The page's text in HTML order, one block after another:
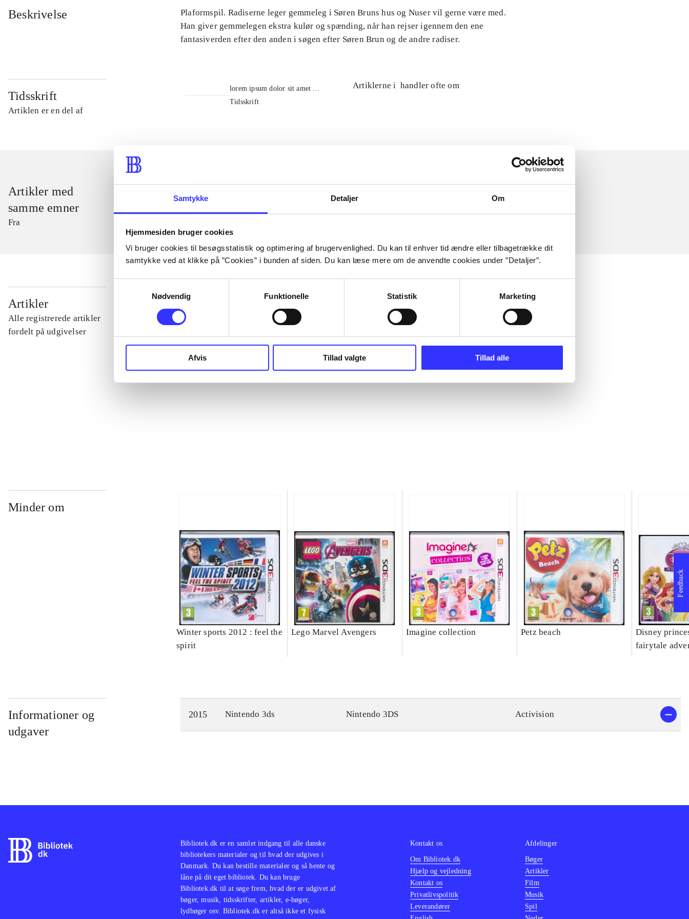
Samtykke Detaljer Om
Hjemmesiden bruger cookies
Vi bruger cookies til besøgsstatistik og optimering af brugervenlighed. Du kan til enhver tid ændre eller tilbagetrække dit
samtykke ved at klikke på ”Cookies” i bunden af siden. Du kan læse mere om de anvendte cookies under ”Detaljer”.
Nødvendig
Funktionelle Statistik Marketing
Afvis Tillad valgte Tillad alle
Beskrivelse
Plaformspil. Radiserne leger gemmeleg i Søren Bruns hus og Nuser vil gerne være med.
Han giver gemmelegen ekstra kulør og spænding, når han rejser igennem den ene
fantasiverden efter den anden i søgen efter Søren Brun og de andre radiser.
Tidsskrift
Artiklen er en del af
lorem ipsum dolor sit amet ...
Tidsskrift
Artiklerne i handler ofte om
Artikler med
samme emner
Fra
Artikler
Alle registrerede artikler
fordelt på udgivelser
...
Minder om
Winter sports 2012 : feel the
spirit
Lego Marvel Avengers Imagine collection Petz beach
Disney
fairytale
Informationer og
udgaver
2015 Nintendo 3ds Nintendo 3DS Activision
Feedback
Bibliotek.dk er en samlet indgang til alle danske
bibliotekers materialer og til hvad der udgives i
Danmark. Du kan bestille materialer og så hente og
låne på dit eget bibliotek. Du kan bruge
Bibliotek.dk til at søge frem, hvad der er udgivet af
bøger, musik, tidsskrifter, artikler, e-bøger,
lydbøger osv. Bibliotek.dk er altså ikke et fysisk
Kontakt os
Om Bibliotek.dk
Hjælp og vejledning
Kontakt os
Privatlivspolitik
Leverandører
Afdelinger
Bøger
Artikler
Film
Musik
Spil